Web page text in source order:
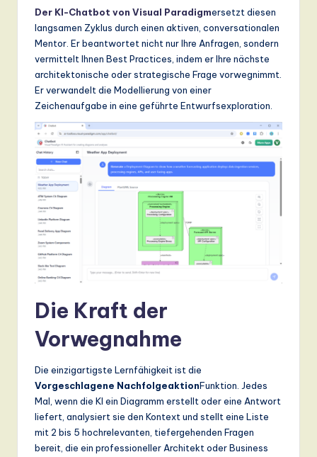
A
S
o
ft
w
D
ig
it
In
Der KI-Chatbot von Visual Paradigmersetzt diesen
langsamen Zyklus durch einen aktiven, conversationalen
Mentor. Er beantwortet nicht nur Ihre Anfragen, sondern
vermittelt Ihnen Best Practices, indem er Ihre nächste
architektonische oder strategische Frage vorwegnimmt.
Er verwandelt die Modellierung von einer
Zeichenaufgabe in eine geführte Entwurfsexploration.
Die Kraft der
Vorwegnahme
Die einzigartigste Lernfähigkeit ist die
Vorgeschlagene NachfolgeaktionFunktion. Jedes
Mal, wenn die KI ein Diagramm erstellt oder eine Antwort
liefert, analysiert sie den Kontext und stellt eine Liste
mit 2 bis 5 hochrelevanten, tiefergehenden Fragen
bereit, die ein professioneller Architekt oder Business